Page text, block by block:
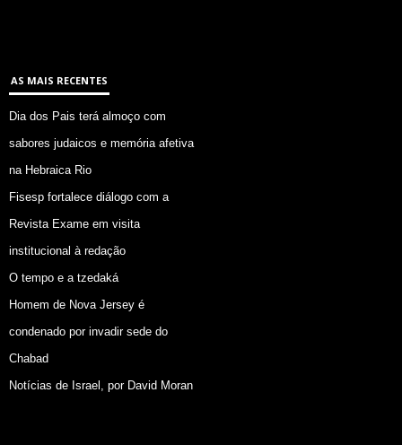
AS MAIS RECENTES
Dia dos Pais terá almoço com
sabores judaicos e memória afetiva
na Hebraica Rio
Fisesp fortalece diálogo com a
Revista Exame em visita
institucional à redação
O tempo e a tzedaká
Homem de Nova Jersey é
condenado por invadir sede do
Chabad
Notícias de Israel, por David Moran